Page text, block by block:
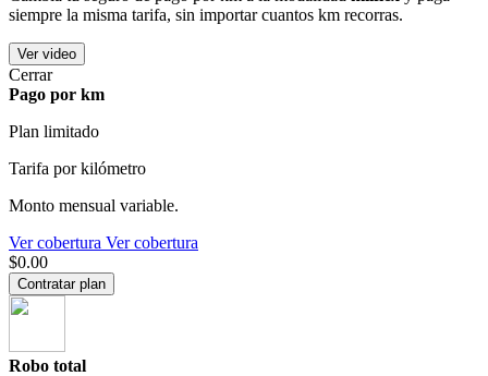
siempre la misma tarifa, sin importar cuantos km recorras.
Ver video
Cerrar
Pago por km
Plan limitado
Tarifa por kilómetro
Monto mensual variable.
Ver cobertura Ver cobertura
$0.00
Contratar plan
Robo total